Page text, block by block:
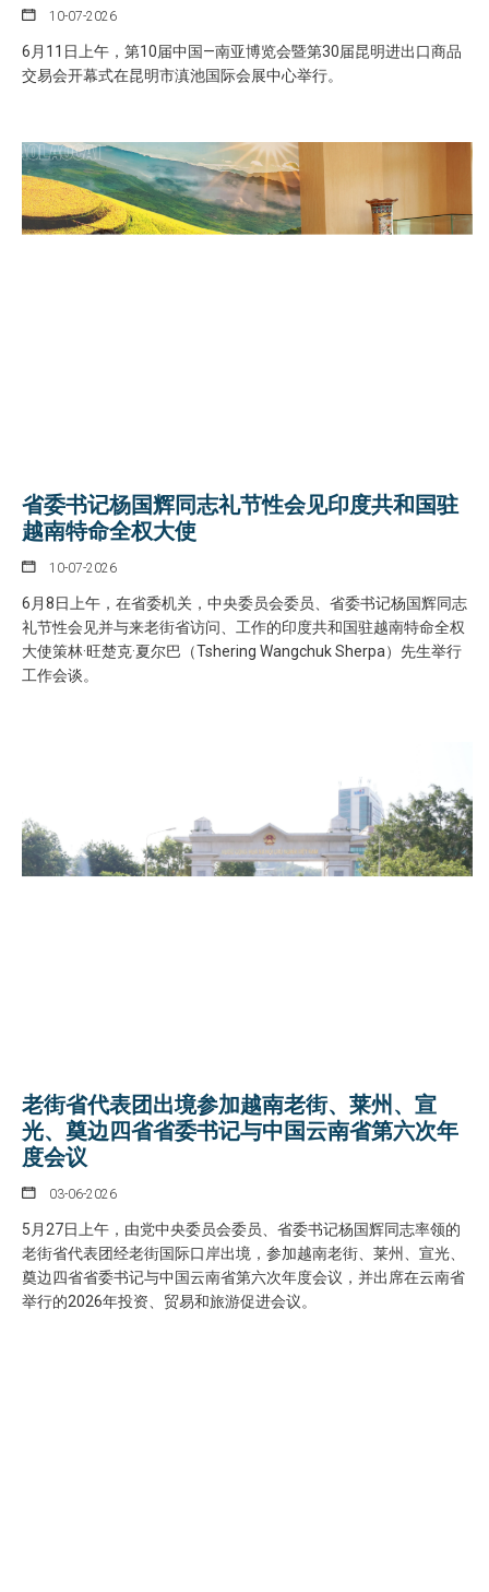
10-07-2026
6月11日上午，第10届中国—南亚博览会暨第30届昆明进出口商品
交易会开幕式在昆明市滇池国际会展中心举行。
省委书记杨国辉同志礼节性会见印度共和国驻
越南特命全权大使
10-07-2026
6月8日上午，在省委机关，中央委员会委员、省委书记杨国辉同志
礼节性会见并与来老街省访问、工作的印度共和国驻越南特命全权
大使策林·旺楚克·夏尔巴（Tshering Wangchuk Sherpa）先生举行
工作会谈。
老街省代表团出境参加越南老街、莱州、宣
光、奠边四省省委书记与中国云南省第六次年
度会议
03-06-2026
5月27日上午，由党中央委员会委员、省委书记杨国辉同志率领的
老街省代表团经老街国际口岸出境，参加越南老街、莱州、宣光、
奠边四省省委书记与中国云南省第六次年度会议，并出席在云南省
举行的2026年投资、贸易和旅游促进会议。